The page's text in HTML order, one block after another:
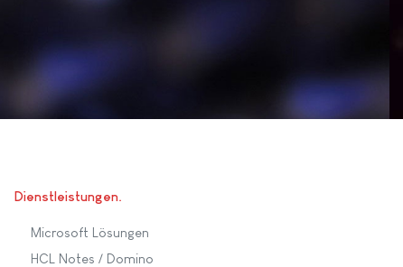
Dienstleistungen
Microsoft Lösungen
HCL Notes / Domino